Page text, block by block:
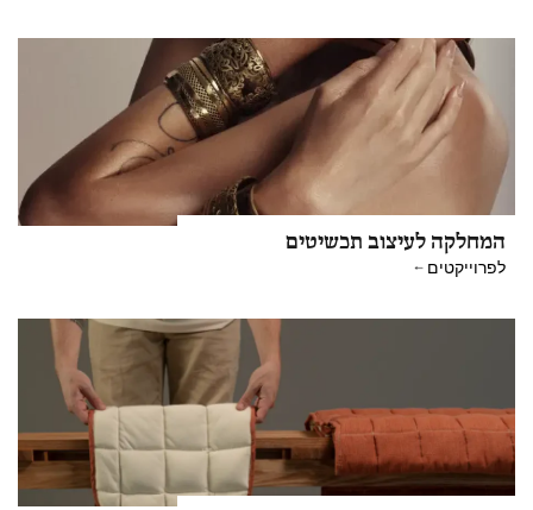
המחלקה לעיצוב תכשיטים
לפרוייקטים